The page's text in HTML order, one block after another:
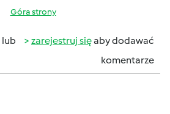
Góra strony
lub zarejestruj sięaby dodawać
komentarze